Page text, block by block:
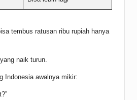
tembus ratusan ribu rupiah hanya
naik turun.
Indonesia awalnya mikir: